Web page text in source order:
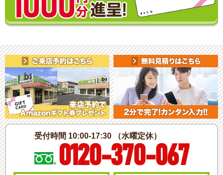
受付時間 10:00-17:30 （水曜定休）
0120-370-067